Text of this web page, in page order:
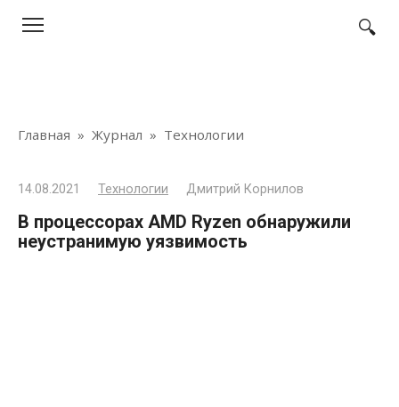
Главная » Журнал » Технологии
14.08.2021 Технологии Дмитрий Корнилов
В процессорах AMD Ryzen обнаружили
неустранимую уязвимость